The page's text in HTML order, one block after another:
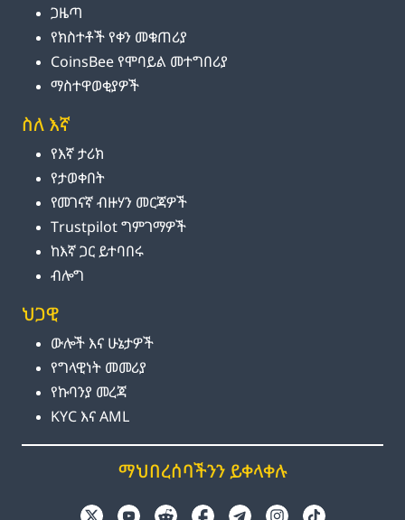
ጋዜጣ
የክስተቶች የቀን መቁጠሪያ
CoinsBee የሞባይል መተግበሪያ
ማስተዋወቂያዎች
ስለ እኛ
የእኛ ታሪክ
የታወቀበት
የመገናኛ ብዙሃን መርጃዎች
Trustpilot ግምገማዎች
ከእኛ ጋር ይተባበሩ
ብሎግ
ህጋዊ
ውሎች እና ሁኔታዎች
የግላዊነት መመሪያ
የኩባንያ መረጃ
KYC እና AML
ማህበረሰባችንን ይቀላቀሉ